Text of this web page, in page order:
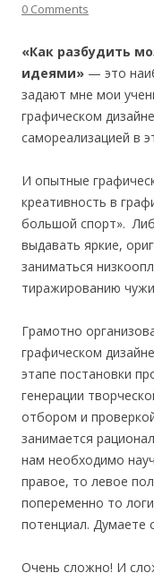
0 Comments
«Как разбудить
идеями» — это
задают мне мои
графическом
самореализацией в
И опытные
креативность в
большой спорт».
выдавать яркие,
заниматься
тиражированию
Грамотно
графическом
этапе постановки
генерации
отбором и
занимается
нам необходимо
правое, то левое
попеременно то
потенциал. Думаете
Очень сложно! И